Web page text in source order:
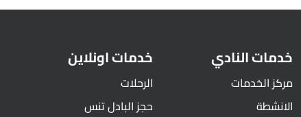
خدمات النادي
مركز الخدمات
الانشطة
خدمات اونلاين
الرحلات
حجز البادل تنس